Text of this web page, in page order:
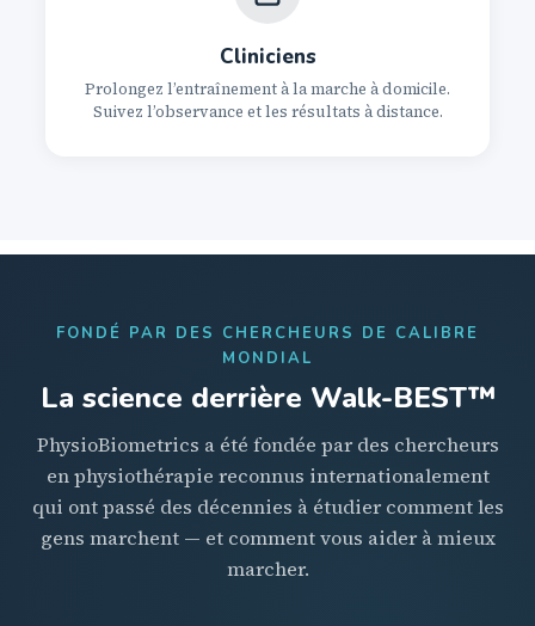
Cliniciens
Prolongez l’entraînement à la marche à domicile.
Suivez l’observance et les résultats à distance.
FONDÉ PAR DES CHERCHEURS DE CALIBRE
MONDIAL
La science derrière Walk-BEST™
PhysioBiometrics a été fondée par des chercheurs
en physiothérapie reconnus internationalement
qui ont passé des décennies à étudier comment les
gens marchent — et comment vous aider à mieux
marcher.